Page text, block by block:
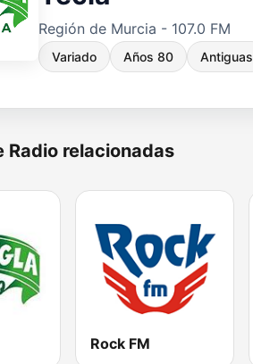
Región de Murcia - 107.0 FM
Variado Años 80 Antiguas
Radio relacionadas
Rock FM